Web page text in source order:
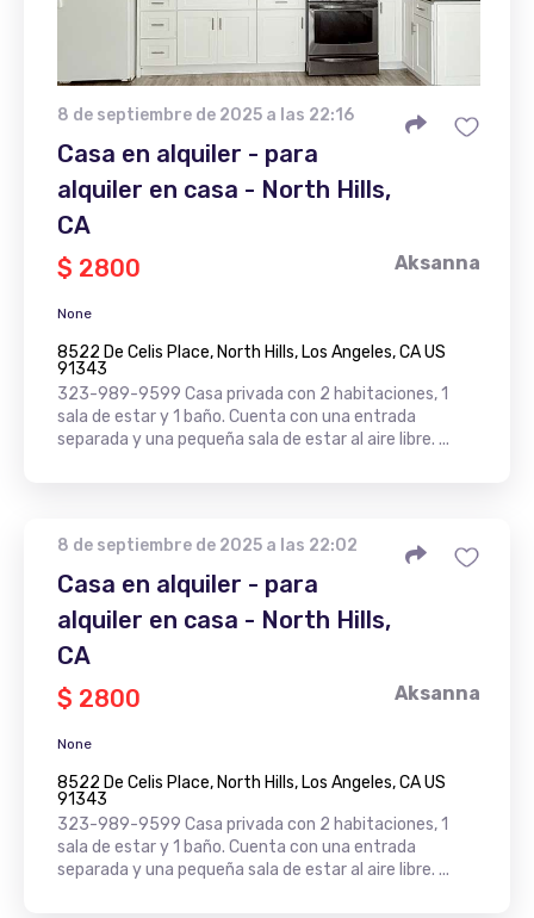
8 de septiembre de 2025 a las 22:16
Casa en alquiler - para
alquiler en casa - North Hills,
CA
$ 2800
Aksanna
None
8522 De Celis Place, North Hills, Los Angeles, CA US
91343
323-989-9599 Casa privada con 2 habitaciones, 1
sala de estar y 1 baño. Cuenta con una entrada
separada y una pequeña sala de estar al aire libre. ...
8 de septiembre de 2025 a las 22:02
Casa en alquiler - para
alquiler en casa - North Hills,
CA
$ 2800
Aksanna
None
8522 De Celis Place, North Hills, Los Angeles, CA US
91343
323-989-9599 Casa privada con 2 habitaciones, 1
sala de estar y 1 baño. Cuenta con una entrada
separada y una pequeña sala de estar al aire libre. ...